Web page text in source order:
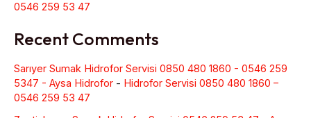
0546 259 53 47
Recent Comments
Sarıyer Sumak Hidrofor Servisi 0850 480 1860 - 0546 259
5347 - Aysa Hidrofor - Hidrofor Servisi 0850 480 1860 –
0546 259 53 47